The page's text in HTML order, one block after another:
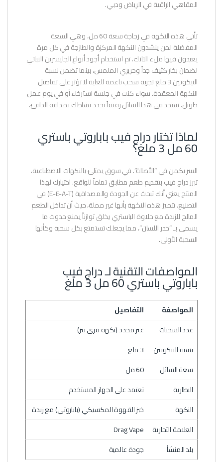
المقاهي الراقية في الرياض ودبي.
تأتي هذه النكهة في زجاجة سعة 60 مل، وهي السعة
المفضلة لمن ينشدون النكهة المركزة والطازجة في كل مرة
يعيدون فيها ملء التانك. تم استخدام أجود أنواع الجليسرين النباتي
لضمان بخار كثيف جداً وحريري الملمس، بينما تضمن نسبة
النيكوتين 3 ملغ تجربة سحب ناعمة للغاية لا تؤثر على تفاصيل
النكهة المعقدة. سواء كنت في جلسة استرخاء أو في يوم عمل
طويل، ستجد في هذا السائل رفيقاً يجدد نشاطك بمذاقه الدافئ.
لماذا تختار دراج فيب باباروتي باستري
60 مل 3 ملغ؟
السر يكمن في “الأصالة”. في سوق يمتلئ بالنكهات الاصطناعية،
تبرز دراج فيب بتقديم طعم مطابق تماماً للواقع. اختيارك لهذا
المنتج يعني أنك تبحث عن الجودة والمصداقية (E-E-A-T) في
التصنيع. تتميز هذه النكهة بأنها غير مملة، حيث أن تداخل الطعم
المالح للزبدة مع حلاوة الباستري يخلق توازناً يمنع حدوث ما
يسمى بـ “خدر اللسان”، مما يجعلك تستمتع بكل سحبة وكأنها
السحبة الأولى.
المواصفات التقنية لـ دراج فيب
باباروتي باستري 60 مل 3 ملغ
المواصفة
التفاصيل
عدد السحبات
غير محدد (نكهة فري بيز)
نسبة النيكوتين
3 ملغ
سعة السائل
60 مل
البطارية
تعتمد على الجهاز المستخدم
النكهة
خبز القهوة المكسيكي (باباروتي) مع زبدة
العلامة التجارية
Drag Vape
بلد المنشأ
جودة عالمية